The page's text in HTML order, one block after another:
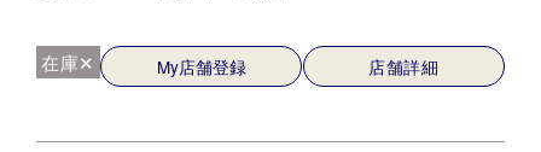
在庫✕ My店舗登録 店舗詳細